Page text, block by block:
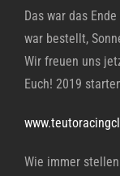
Das war das
war bestellt,
Wir freuen uns
Euch! 2019
Wie immer